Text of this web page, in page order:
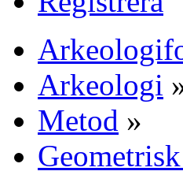
Arkeologi
Metod »